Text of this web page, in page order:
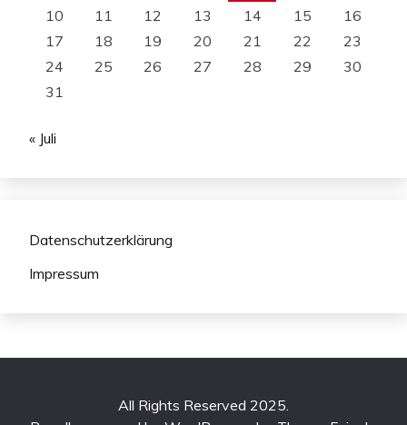
10
11 12 13 14 15
16
17
18 19 20 21 22
23
24
25 26 27 28 29
30
31
« Juli
Datenschutzerklärung
Impressum
All Rights Reserved 2025.